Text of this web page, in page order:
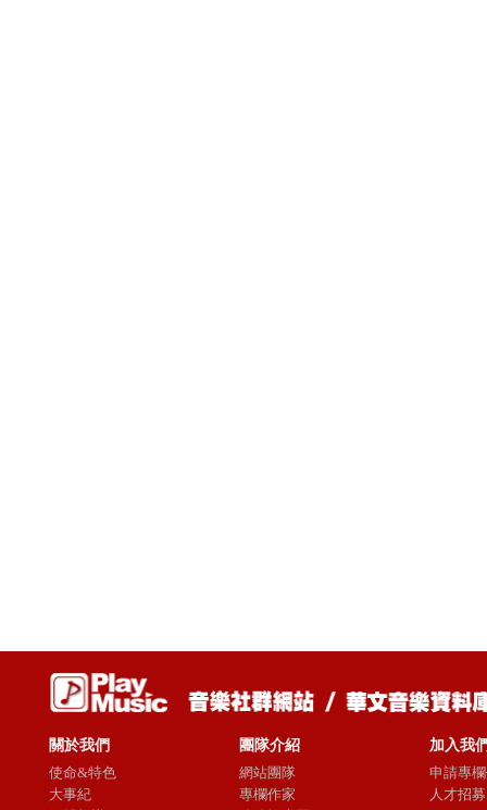
關於我們
使命&特色
大事紀
團隊介紹
網站團隊
專欄作家
加入我
申請專
人才招募